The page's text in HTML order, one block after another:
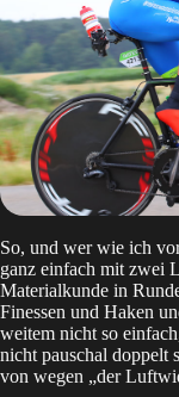
So, und wer wie ich
ganz einfach mit zwei
Materialkunde in
Finessen und Haken
weitem nicht so
nicht pauschal doppelt
von wegen „der